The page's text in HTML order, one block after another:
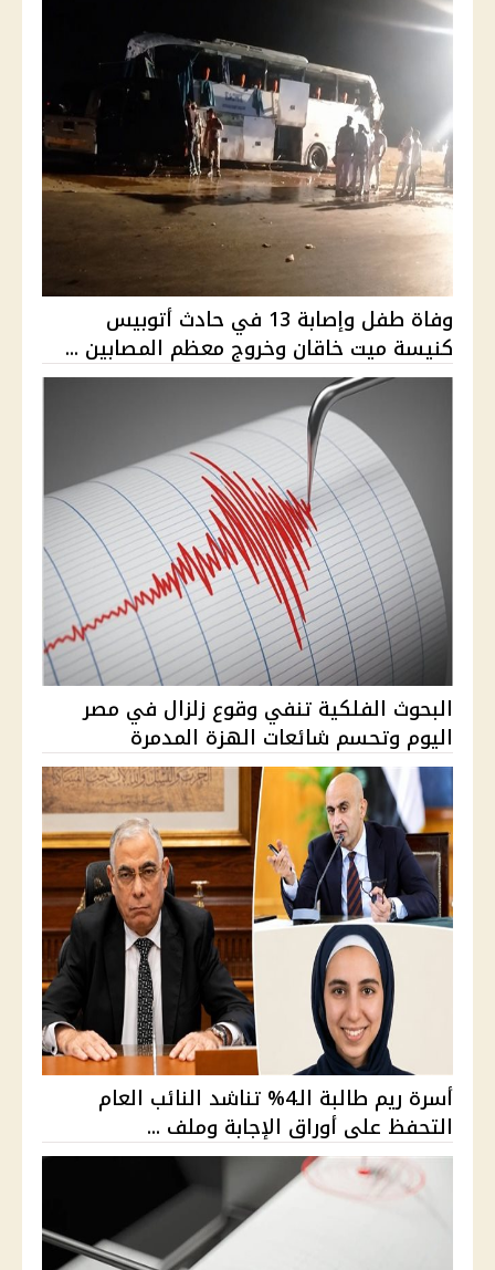
وفاة طفل وإصابة 13 في حادث أتوبيس
كنيسة ميت خاقان وخروج معظم المصابين ...
البحوث الفلكية تنفي وقوع زلزال في مصر
اليوم وتحسم شائعات الهزة المدمرة
أسرة ريم طالبة الـ4% تناشد النائب العام
التحفظ على أوراق الإجابة وملف ...